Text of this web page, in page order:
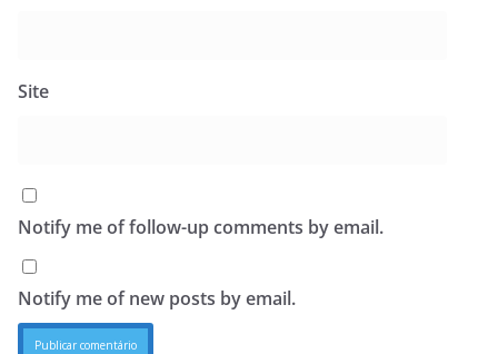
Site
Notify me of follow-up comments by email.
Notify me of new posts by email.